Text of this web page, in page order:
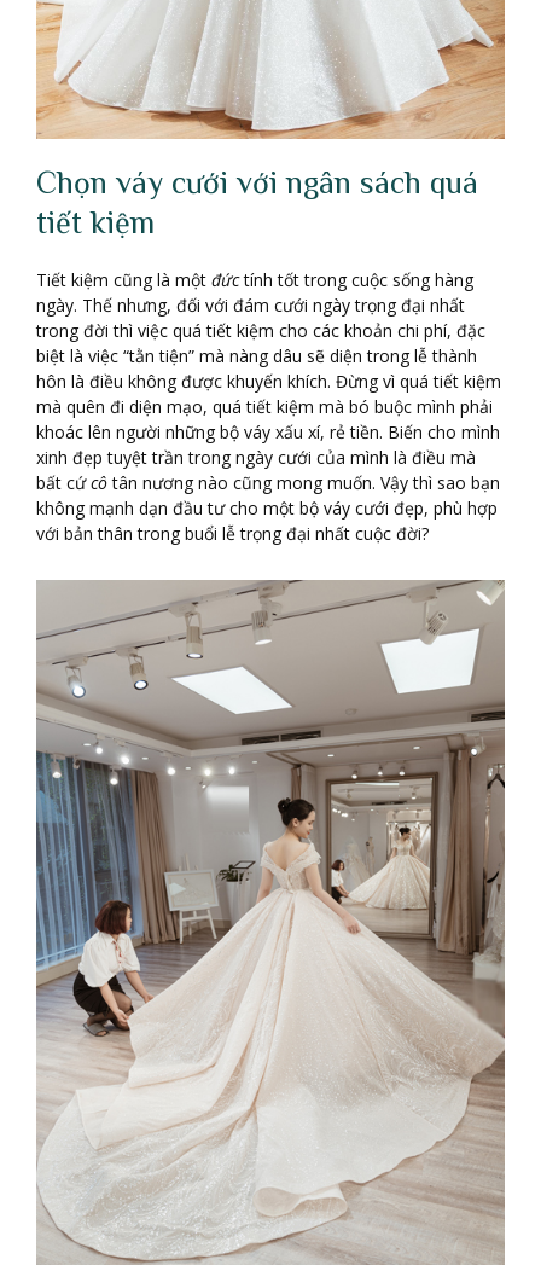
Chọn váy cưới với ngân sách quá
tiết kiệm
Tiết kiệm cũng là một đứctính tốt trong cuộc sống hàng
ngày. Thế nhưng, đối với đám cưới ngày trọng đại nhất
trong đời thì việc quá tiết kiệm cho các khoản chi phí, đặc
biệt là việc “tằn tiện” mà nàng dâu sẽ diện trong lễ thành
hôn là điều không được khuyến khích. Đừng vì quá tiết kiệm
mà quên đi diện mạo, quá tiết kiệm mà bó buộc mình phải
khoác lên người những bộ váy xấu xí, rẻ tiền. Biến cho mình
xinh đẹp tuyệt trần trong ngày cưới của mình là điều mà
bất cứcôtân nương nào cũng mong muốn. Vậy thì sao bạn
không mạnh dạn đầu tư cho một bộ váy cưới đẹp, phù hợp
với bản thân trong buổi lễ trọng đại nhất cuộc đời?